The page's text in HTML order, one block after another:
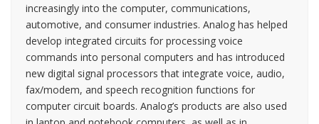
increasingly into the computer, communications,
automotive, and consumer industries. Analog has helped
develop integrated circuits for processing voice
commands into personal computers and has introduced
new digital signal processors that integrate voice, audio,
fax/modem, and speech recognition functions for
computer circuit boards. Analog’s products are also used